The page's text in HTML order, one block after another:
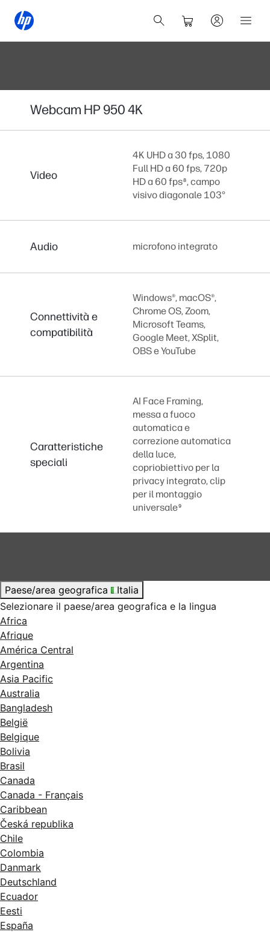
Webcam HP 950 4K
Video
Audio
Connettività e
compatibilità
Caratteristiche
speciali
4K UHD a 30 fps, 1080
Full HD a 60 fps, 720p
HD a 60 fps8, campo
visivo diagonale 103°
microfono integrato
Windows®, macOS®,
Chrome OS, Zoom,
Microsoft Teams,
Google Meet, XSplit,
OBS e YouTube
AI Face Framing,
messa a fuoco
automatica e
correzione automatica
della luce,
copriobiettivo per la
privacy integrato, clip
per il montaggio
universale9
Paese/area geografica
Italia
Selezionare il paese/area geografica e la lingua
Africa
Afrique
América Central
Argentina
Asia Pacific
Australia
Bangladesh
België
Belgique
Bolivia
Brasil
Canada
Canada - Français
Caribbean
Česká republika
Chile
Colombia
Danmark
Deutschland
Ecuador
Eesti
España